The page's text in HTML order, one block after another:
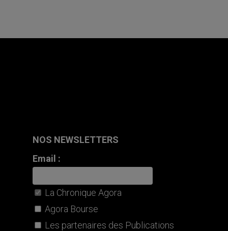
NOS NEWSLETTERS
Email :
La Chronique Agora
Agora Bourse
Les partenaires des Publications